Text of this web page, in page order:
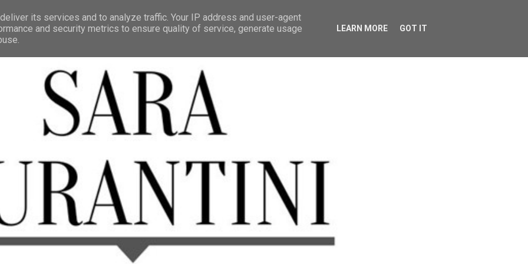
its services and to analyze traffic. Your IP address and user-agent
and security metrics to ensure quality of service, generate usage
LEARN MORE GOT IT